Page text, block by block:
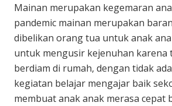
Mainan merupakan kegemaran
pandemic mainan merupakan
dibelikan orang tua untuk anak
untuk mengusir kejenuhan karena
berdiam di rumah, dengan tidak
kegiatan belajar mengajar baik
membuat anak anak merasa cepat